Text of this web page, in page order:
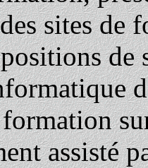
sites de
formation
assisté